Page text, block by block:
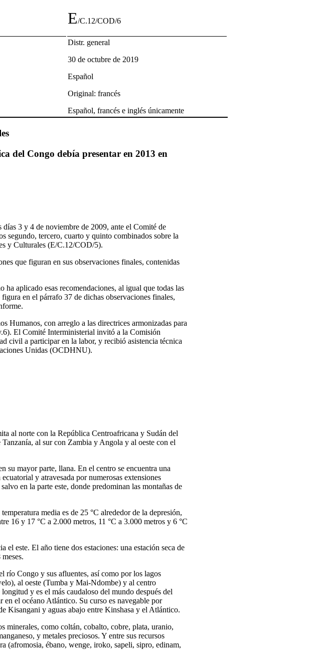
E/C.12/COD/6
Distr. general
30 de octubre de 2019
Español
Original: francés
Español, francés e inglés únicamente
del Congo debía presentar en 2013 en
3 y 4 de noviembre de 2009, ante el Comité de
segundo, tercero, cuarto y quinto combinados sobre la
y Culturales (E/C.12/COD/5).
que figuran en sus observaciones finales, contenidas
aplicado esas recomendaciones, al igual que todas las
en el párrafo 37 de dichas observaciones finales,
Humanos, con arreglo a las directrices armonizadas para
El Comité Interministerial invitó a la Comisión
civil a participar en la labor, y recibió asistencia técnica
Unidas (OCDHNU).
al norte con la República Centroafricana y Sudán del
al sur con Zambia y Angola y al oeste con el
su mayor parte, llana. En el centro se encuentra una
y atravesada por numerosas extensiones
en la parte este, donde predominan las montañas de
media es de 25 °C alrededor de la depresión,
16 y 17 °C a 2.000 metros, 11 °C a 3.000 metros y 6 °C
el este. El año tiene dos estaciones: una estación seca de
río Congo y sus afluentes, así como por los lagos
al oeste (Tumba y Mai-Ndombe) y al centro
y es el más caudaloso del mundo después del
en el océano Atlántico. Su curso es navegable por
Kisangani y aguas abajo entre Kinshasa y el Atlántico.
minerales, como coltán, cobalto, cobre, plata, uranio,
y metales preciosos. Y entre sus recursos
(afromosia, ébano, wenge, iroko, sapeli, sipro, edinam,